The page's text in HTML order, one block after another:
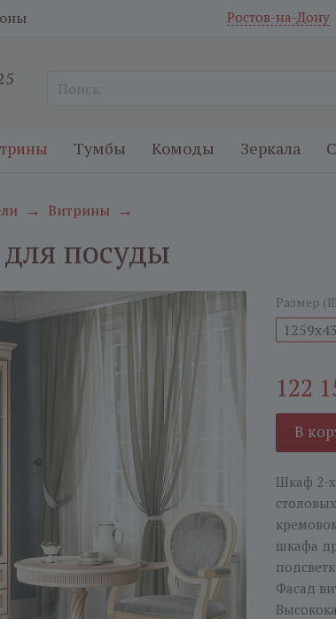
Ростов-на-Дону
Тумбы Комоды Зеркала
→ Витрины →
посуды
Размер
122
В
Шкаф 2-
шкафа
Фасад